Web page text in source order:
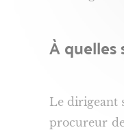
À quelles
Le dirigeant
procureur